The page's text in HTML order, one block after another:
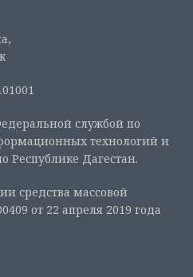
службой по
технологий и
Республике Дагестан.
средства массовой
от 22 апреля 2019 года